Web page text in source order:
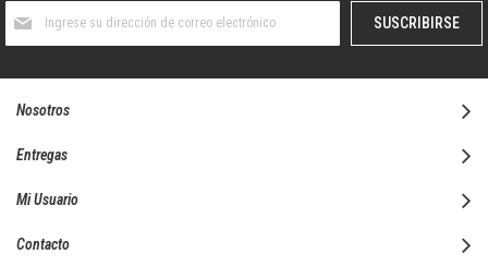
boletín
SUSCRIBIRSE
Nosotros
Entregas
Mi Usuario
Contacto